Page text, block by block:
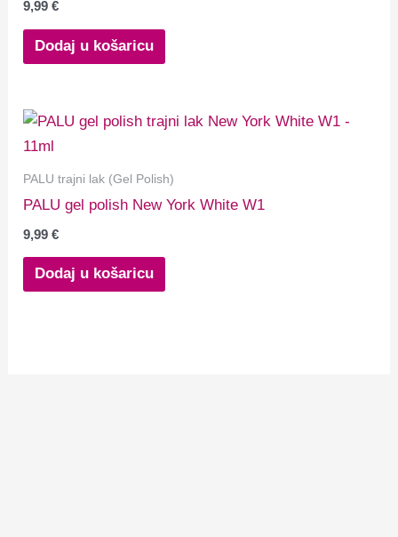
9,99€
Dodaj u košaricu
PALU trajni lak (Gel Polish)
PALU gel polish New York White W1
9,99€
Dodaj u košaricu